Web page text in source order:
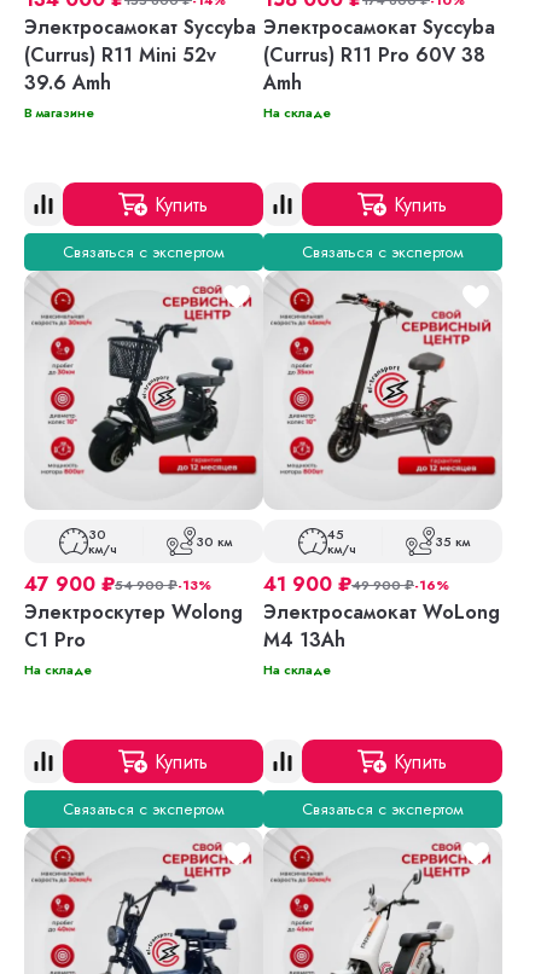
Электросамокат Syccyba
(Currus) R11 Mini 52v
39.6 Amh
В магазине
Купить
Связаться с экспертом
Электросамокат Syccyba
(Currus) R11 Pro 60V 38
Amh
На складе
Купить
Связаться с экспертом
30
км/ч 30 км
47 900 ₽54 900₽-13%
Электроскутер Wolong
C1 Pro
На складе
Купить
Связаться с экспертом
45
км/ч 35 км
41 900 ₽49 900₽-16%
Электросамокат WoLong
M4 13Ah
На складе
Купить
Связаться с экспертом